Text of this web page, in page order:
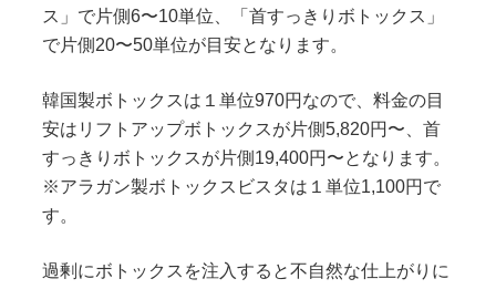
ス」で片側6〜10単位、「首すっきりボトックス」
で片側20〜50単位が目安となります。
韓国製ボトックスは１単位970円なので、料金の目
安はリフトアップボトックスが片側5,820円〜、首
すっきりボトックスが片側19,400円〜となります。
※アラガン製ボトックスビスタは１単位1,100円で
す。
過剰にボトックスを注入すると不自然な仕上がりに